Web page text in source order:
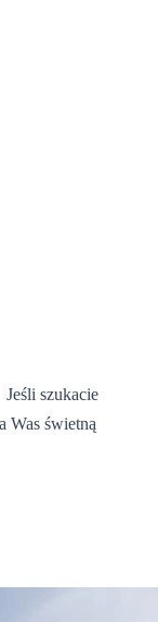
Jeśli szukacie
Was świetną